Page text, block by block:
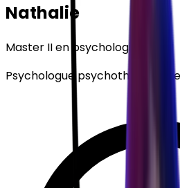
Nathalie
Master II en psychologie
Psychologue